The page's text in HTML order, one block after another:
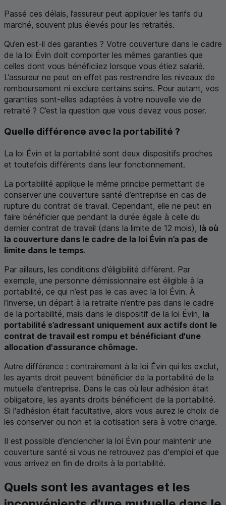
Passé ces délais, l’assureur peut appliquer les tarifs du
marché, souvent plus élevés pour les retraités.
Qu’en est-il des garanties ? Votre couverture dans le cadre
de la loi Évin doit comporter les mêmes garanties que
celles dont vous bénéficiiez lorsque vous étiez salarié.
L’assureur ne peut en effet pas restreindre les niveaux de
remboursement ni exclure certains soins. Pour autant, vos
garanties sont-elles adaptées à votre nouvelle vie de
retraité ? C’est la question que vous devez vous poser.
Quelle différence avec la portabilité ?
La loi Évin et la portabilité sont deux dispositifs proches
et toutefois différents dans leur fonctionnement.
La portabilité applique le même principe permettant de
conserver une couverture santé d’entreprise en cas de
rupture du contrat de travail. Cependant, elle ne peut en
faire bénéficier que pendant la durée égale à celle du
dernier contrat de travail (dans la limite de 12 mois), là où
la couverture dans le cadre de la loi Évin n’a pas de
limite dans le temps.
Par ailleurs, les conditions d’éligibilité diffèrent. Par
exemple, une personne démissionnaire est éligible à la
portabilité, ce qui n’est pas le cas avec la loi Évin. À
l’inverse, un départ à la retraite n’entre pas dans le cadre
de la portabilité, mais dans le dispositif de la loi Évin, la
portabilité s’adressant uniquement aux actifs dont le
contrat de travail est rompu et bénéficiant d'une
allocation d'assurance chômage.
Autre différence : contrairement à la loi Évin qui les exclut,
les ayants droit peuvent bénéficier de la portabilité de la
mutuelle d’entreprise. Dans le cas où leur adhésion était
obligatoire, les ayants droits bénéficient de la portabilité.
Si l'adhésion était facultative, alors vous aurez le choix de
les conserver ou non et la cotisation sera à votre charge.
Il est possible d’enclencher la loi Évin pour maintenir une
couverture santé si vous ne retrouvez pas d'emploi et que
vous arrivez en fin de droits à la portabilité.
Quels sont les avantages et les